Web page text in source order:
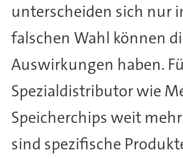
unterscheiden sich nur
falschen Wahl können
Auswirkungen haben.
Spezialdistributor wie
Speicherchips weit
sind spezifische